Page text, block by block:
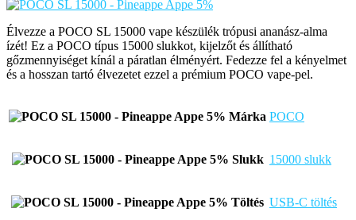
Élvezze a POCO SL 15000 vape készülék trópusi ananász-alma
ízét! Ez a POCO típus 15000 slukkot, kijelzőt és állítható
gőzmennyiséget kínál a páratlan élményért. Fedezze fel a kényelmet
és a hosszan tartó élvezetet ezzel a prémium POCO vape-pel.
Márka POCO
Slukk 15000 slukk
Töltés USB-C töltés